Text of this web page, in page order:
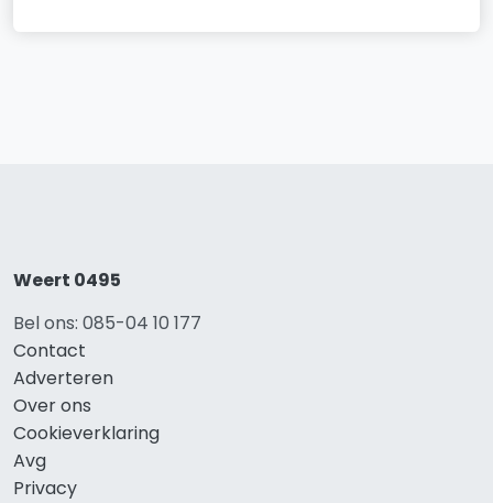
Weert 0495
Bel ons: 085-04 10 177
Contact
Adverteren
Over ons
Cookieverklaring
Avg
Privacy